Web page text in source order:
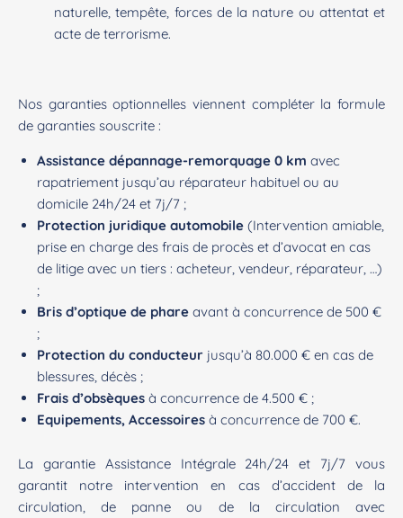
naturelle, tempête, forces de la nature ou attentat et
acte de terrorisme.
Nos garanties optionnelles viennent compléter la formule
de garanties souscrite :
Assistance dépannage-remorquage 0 km avec
rapatriement jusqu’au réparateur habituel ou au
domicile 24h/24 et 7j/7 ;
Protection juridique automobile (Intervention amiable,
prise en charge des frais de procès et d’avocat en cas
de litige avec un tiers : acheteur, vendeur, réparateur, …)
;
Bris d’optique de phare avant à concurrence de 500 €
;
Protection du conducteur jusqu’à 80.000 € en cas de
blessures, décès ;
Frais d’obsèques à concurrence de 4.500 € ;
Equipements, Accessoires à concurrence de 700 €.
La garantie Assistance Intégrale 24h/24 et 7j/7 vous
garantit notre intervention en cas d’accident de la
circulation, de panne ou de la circulation avec